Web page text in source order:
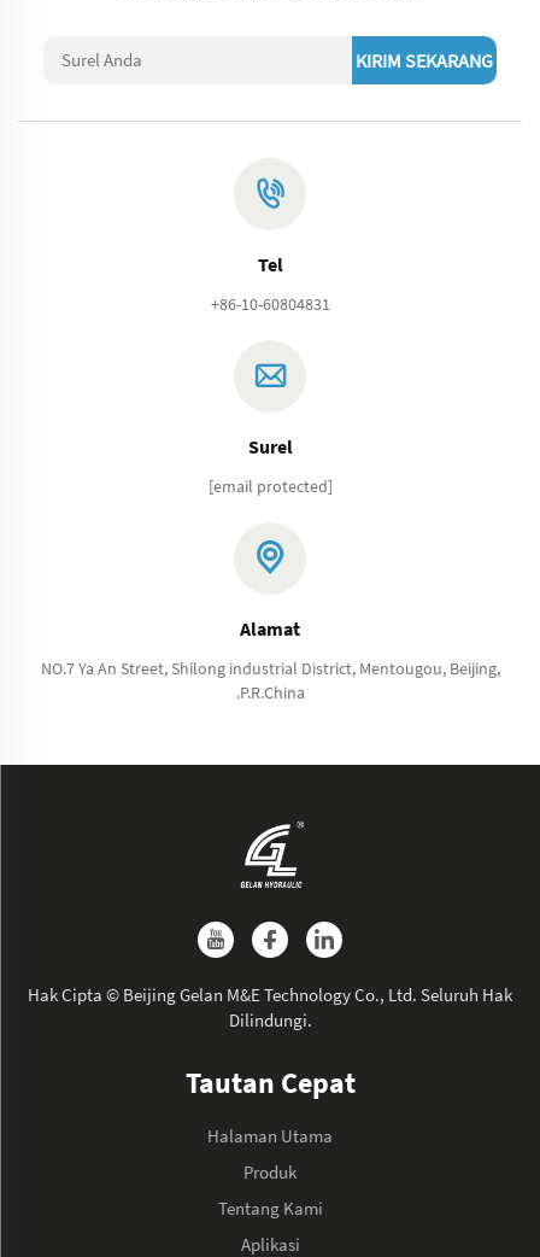
KIRIM SEKARANG
Tel
+86-10-60804831
Surel
[email protected]
Alamat
NO.7 Ya An Street, Shilong industrial District, Mentougou, Beijing,
.P.R.China
Hak Cipta © Beijing Gelan M&E Technology Co., Ltd. Seluruh Hak
Dilindungi.
Tautan Cepat
Halaman Utama
Produk
Tentang Kami
Aplikasi